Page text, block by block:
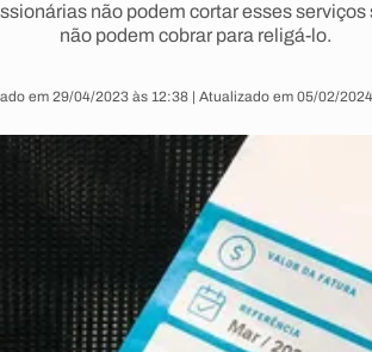
não podem cortar esses
não podem cobrar para religá-lo.
em 29/04/2023 às 12:38 | Atualizado em 05/02/